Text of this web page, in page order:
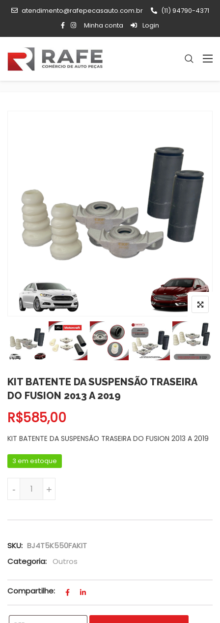
atendimento@rafepecasauto.com.br
(11) 94790-4371
Minha conta
Login
KIT BATENTE DA SUSPENSÃO TRASEIRA
DO FUSION 2013 A 2019
R$585,00
KIT BATENTE DA SUSPENSÃO TRASEIRA DO FUSION 2013 A 2019
3 em estoque
+
-
SKU: BJ4T5K550FAKIT
Categoria:
Outros
Compartilhe: